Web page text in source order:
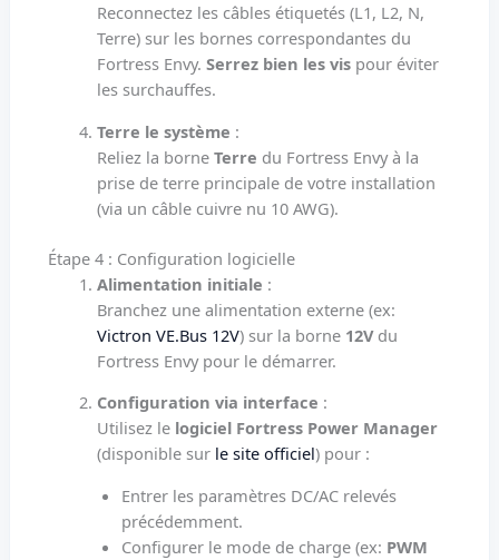
Reconnectez les câbles étiquetés (L1, L2, N,
Terre) sur les bornes correspondantes du
Fortress Envy.Serrez bien les vis pour éviter
les surchauffes.
Terre le système :
Reliez la borneTerre du Fortress Envy à la
prise de terre principale de votre installation
(via un câble cuivre nu 10 AWG).
Étape 4 : Configuration logicielle
Alimentation initiale :
Branchez une alimentation externe (ex:
Victron VE.Bus 12V) sur la borne 12Vdu
Fortress Envy pour le démarrer.
Configuration via interface :
Utilisez le logiciel Fortress Power Manager
(disponible sur le site officiel) pour :
Entrer les paramètres DC/AC relevés
précédemment.
Configurer le mode de charge (ex: PWM